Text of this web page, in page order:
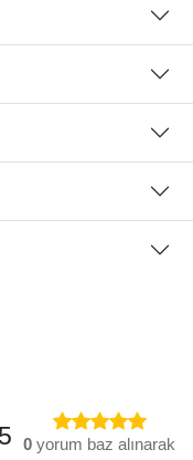
0 yorum baz alınarak